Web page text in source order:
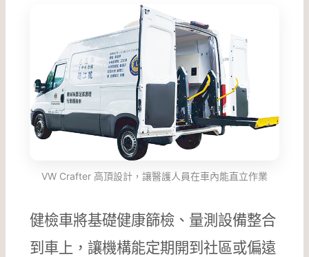
VW Crafter 高頂設計，讓醫護人員在車內能直立作業
健檢車將基礎健康篩檢、量測設備整合
到車上，讓機構能定期開到社區或偏遠